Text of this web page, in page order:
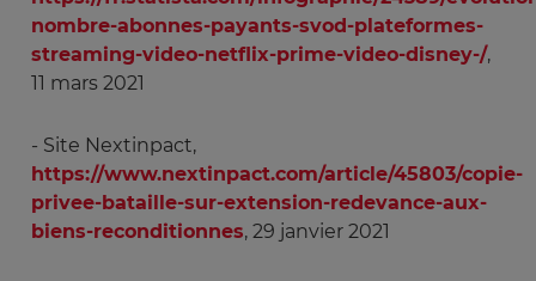
nombre-abonnes-payants-svod-plateformes-
streaming-video-netflix-prime-video-disney-/,
11 mars 2021
- Site Nextinpact,
https://www.nextinpact.com/article/45803/copie-
privee-bataille-sur-extension-redevance-aux-
biens-reconditionnes, 29 janvier 2021